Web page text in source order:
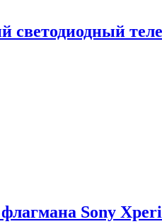
светодиодный
Sony